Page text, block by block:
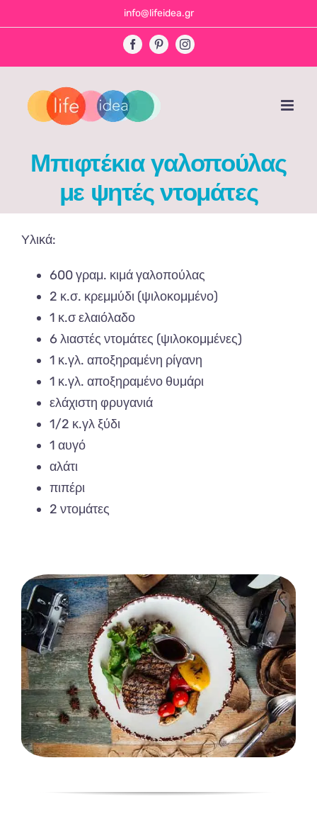
to
info@lifeidea.gr
FacebookPinterestInstagram
Μπιφτέκια γαλοπούλας
με ψητές ντομάτες
Υλικά:
600 γραμ. κιμά γαλοπούλας
2 κ.σ. κρεμμύδι (ψιλοκομμένο)
1 κ.σ ελαιόλαδο
6 λιαστές ντομάτες (ψιλοκομμένες)
1 κ.γλ. αποξηραμένη ρίγανη
1 κ.γλ. αποξηραμένο θυμάρι
ελάχιστη φρυγανιά
1/2 κ.γλ ξύδι
1 αυγό
αλάτι
πιπέρι
2 ντομάτες